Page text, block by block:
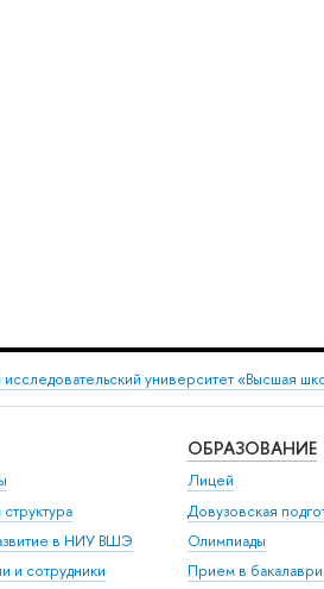
университет «Высшая
в НИУ ВШЭ
и сотрудники
ОБРАЗОВАНИЕ
Лицей
Довузовская
Олимпиады
Прием в